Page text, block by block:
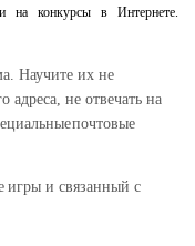
на конкурсы в
Интернете.
Научите их не
адреса, не отвечать на
почтовые
игры и связанный с